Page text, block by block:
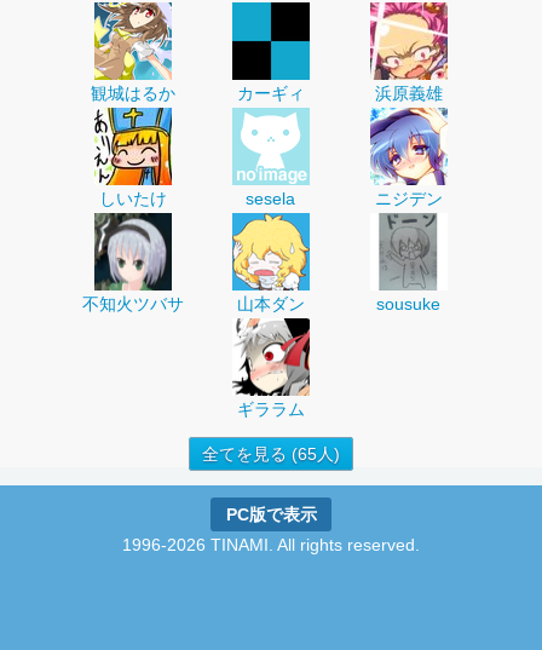
観城はるか カーギィ 浜原義雄
しいたけ sesela ニジデン
不知火ツバサ 山本ダン sousuke
ギララム
全てを見る (65人)
PC版で表示
1996-2026 TINAMI. All rights reserved.